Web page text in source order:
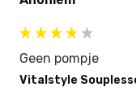
Geen pompje
Vitalstyle